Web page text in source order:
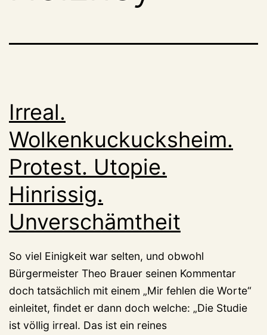
Irreal.
Wolkenkuckucksheim.
Protest. Utopie.
Hinrissig.
Unverschämtheit
So viel Einigkeit war selten, und obwohl
Bürgermeister Theo Brauer seinen Kommentar
doch tatsächlich mit einem „Mir fehlen die Worte“
einleitet, findet er dann doch welche: „Die Studie
ist völlig irreal. Das ist ein reines